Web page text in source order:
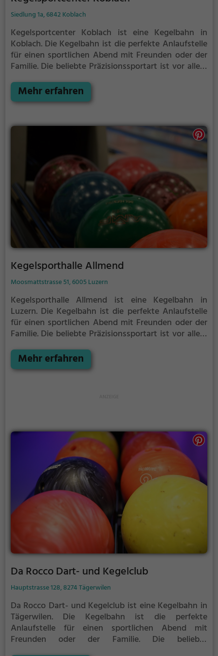
Siedlung 1a, 6842 Koblach
Kegelsportcenter Koblach ist eine Kegelbahn in
Koblach. Die Kegelbahn ist die perfekte Anlaufstelle
für einen sportlichen Abend mit Freunden oder der
Familie. Die beliebte Präzisionssportart ist vor allem
Freizeitbeschäftigung, sportliche Betätigung und
Wettbewerbscharakter inklusive.
Mehr erfahren
Kegelsporthalle Allmend
Moosmattstrasse 51, 6005 Luzern
Kegelsporthalle Allmend ist eine Kegelbahn in
Luzern. Die Kegelbahn ist die perfekte Anlaufstelle
für einen sportlichen Abend mit Freunden oder der
Familie. Die beliebte Präzisionssportart ist vor allem
Freizeitbeschäftigung, sportliche Betätigung und
Wettbewerbscharakter inklusive.
Mehr erfahren
Da Rocco Dart- und Kegelclub
Hauptstrasse 128, 8274 Tägerwilen
Da Rocco Dart- und Kegelclub ist eine Kegelbahn in
Tägerwilen. Die Kegelbahn ist die perfekte
Anlaufstelle für einen sportlichen Abend mit
Freunden oder der Familie. Die beliebte